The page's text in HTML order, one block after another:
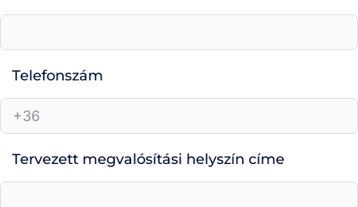
Telefonszám
Tervezett megvalósítási helyszín címe